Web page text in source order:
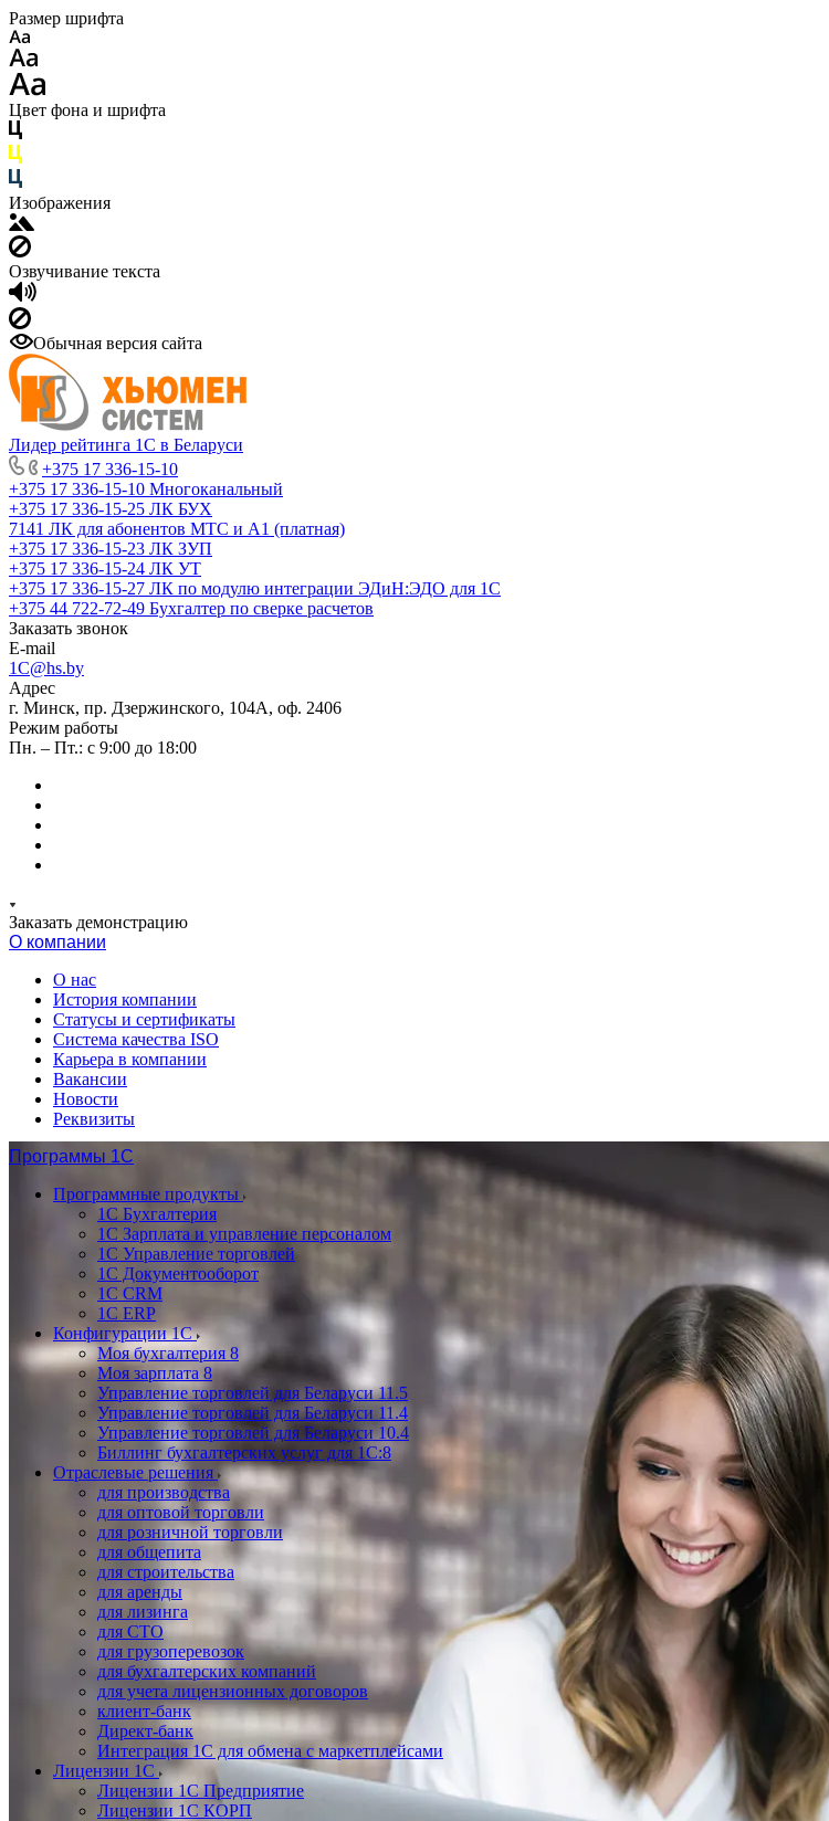
Размер шрифта
Цвет фона и шрифта
Изображения
Озвучивание текста
Обычная версия сайта
Лидер рейтинга 1С в Беларуси
+375 17 336-15-10
+375 17 336-15-10 Многоканальный
+375 17 336-15-25 ЛК БУХ
7141 ЛК для абонентов МТС и А1 (платная)
+375 17 336-15-23 ЛК ЗУП
+375 17 336-15-24 ЛК УТ
+375 17 336-15-27 ЛК по модулю интеграции ЭДиН:ЭДО для 1С
+375 44 722-72-49 Бухгалтер по сверке расчетов
Заказать звонок
E-mail
1C@hs.by
Адрес
г. Минск, пр. Дзержинского, 104А, оф. 2406
Режим работы
Пн. – Пт.: с 9:00 до 18:00
Заказать демонстрацию
О компании
О нас
История компании
Статусы и сертификаты
Система качества ISO
Карьера в компании
Вакансии
Новости
Реквизиты
Программы 1С
Программные продукты
1С Бухгалтерия
1С Зарплата и управление персоналом
1С Управление торговлей
1С Документооборот
1С CRM
1С ERP
Конфигурации 1С
Моя бухгалтерия 8
Моя зарплата 8
Управление торговлей для Беларуси 11.5
Управление торговлей для Беларуси 11.4
Управление торговлей для Беларуси 10.4
Биллинг бухгалтерских услуг для 1С:8
Отраслевые решения
для производства
для оптовой торговли
для розничной торговли
для общепита
для строительства
для аренды
для лизинга
для СТО
для грузоперевозок
для бухгалтерских компаний
для учета лицензионных договоров
клиент-банк
Директ-банк
Интеграция 1C для обмена с маркетплейсами
Лицензии 1С
Лицензии 1С Предприятие
Лицензии 1С КОРП